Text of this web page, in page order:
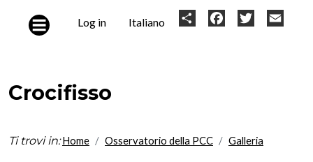
User
Log in Italiano Share FacebookTwitter
Crocifisso
Ti trovi in: Home Osservatorio della PCC Galleria